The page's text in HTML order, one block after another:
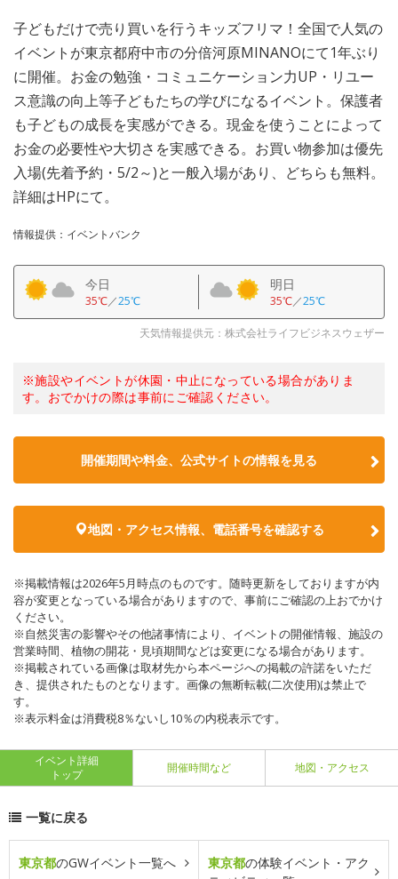
子どもだけで売り買いを行うキッズフリマ！全国で人気の
イベントが東京都府中市の分倍河原MINANOにて1年ぶり
に開催。お金の勉強・コミュニケーション力UP・リユー
ス意識の向上等子どもたちの学びになるイベント。保護者
も子どもの成長を実感ができる。現金を使うことによって
お金の必要性や大切さを実感できる。お買い物参加は優先
入場(先着予約・5/2～)と一般入場があり、どちらも無料。
詳細はHPにて。
情報提供：イベントバンク
今日
35℃／25℃
明日
35℃／25℃
天気情報提供元：株式会社ライフビジネスウェザー
※施設やイベントが休園・中止になっている場合がありま
す。おでかけの際は事前にご確認ください。
開催期間や料金、公式サイトの情報を見る
地図・アクセス情報、電話番号を確認する
※掲載情報は2026年5月時点のものです。随時更新をしておりますが内
容が変更となっている場合がありますので、事前にご確認の上おでかけ
ください。
※自然災害の影響やその他諸事情により、イベントの開催情報、施設の
営業時間、植物の開花・見頃期間などは変更になる場合があります。
※掲載されている画像は取材先から本ページへの掲載の許諾をいただ
き、提供されたものとなります。画像の無断転載(二次使用)は禁止で
す。
※表示料金は消費税8％ないし10％の内税表示です。
イベント詳細
トップ
開催時間など 地図・アクセス
一覧に戻る
東京都のGWイベント一覧へ 東京都の体験イベント・アク